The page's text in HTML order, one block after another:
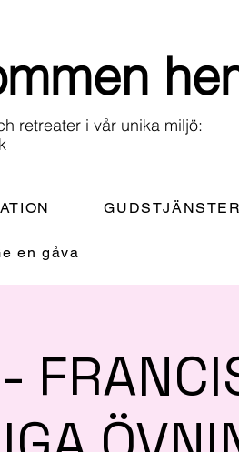
retreater i vår unika miljö:
GUDSTJÄNSTER
en gåva